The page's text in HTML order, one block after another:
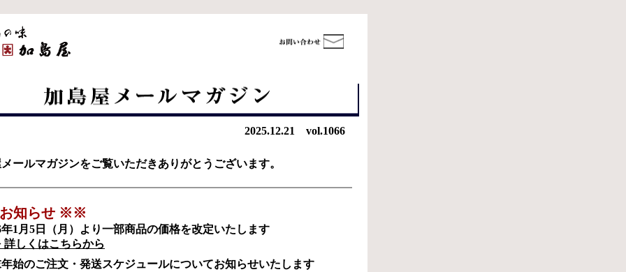
2025.12.21 vol.1066
ールマガジンをご覧いただきありがとうございます。
知らせ ※※
年1月5日（月）より一部商品の価格を改定いたします
詳しくはこちらから
始のご注文・発送スケジュールについてお知らせいたします